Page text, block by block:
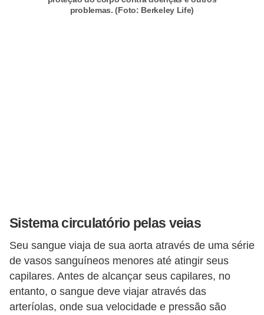
problemas. (Foto: Berkeley Life)
Sistema circulatório pelas veias
Seu sangue viaja de sua aorta através de uma série
de vasos sanguíneos menores até atingir seus
capilares. Antes de alcançar seus capilares, no
entanto, o sangue deve viajar através das
arteríolas, onde sua velocidade e pressão são
i
c
a
s